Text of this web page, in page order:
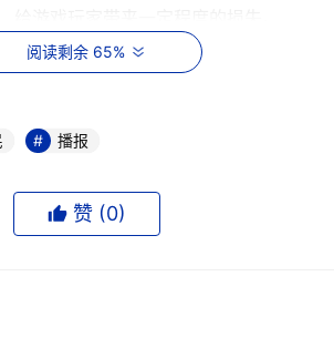
AutoRun.cnk
字节
ME/NT/2000/XP/2003
新成员之一，采用"Microsoft Visual
过加壳保护处理。"U盘寄生虫"变种cnk
阅读剩余 65%
播报
赞 (0)